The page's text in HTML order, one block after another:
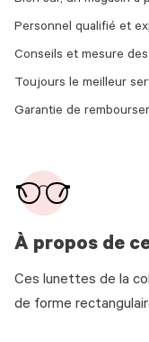
À propos de
Ces lunettes de la
de forme
Personnel qualifié et
Conseils et mesure
Toujours le meilleur
Garantie de